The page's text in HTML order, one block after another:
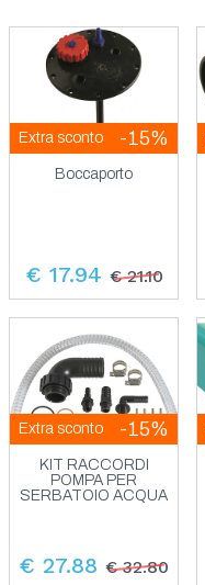
Extra sconto -15%
Boccaporto
€ 17.94 € 21.10
Extra sconto -15%
KIT RACCORDI
POMPA PER
SERBATOIO ACQUA
€ 27.88 € 32.80